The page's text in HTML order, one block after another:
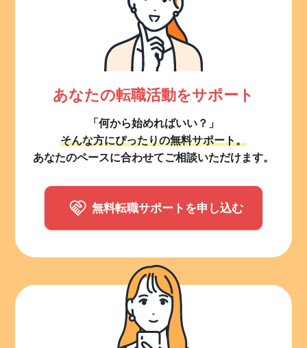
あなたの転職活動をサポート
「何から始めればいい？」
そんな方にぴったりの無料サポート。
あなたのペースに合わせてご相談いただけます。
無料転職サポートを申し込む